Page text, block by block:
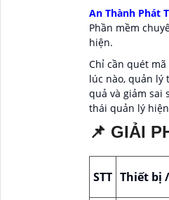
An Thành Phát
Phần mềm
hiện.
Chỉ cần quét
lúc nào, quản lý
quả và giảm sai
thái quản lý
📌 GIẢI
STT Thiết bị